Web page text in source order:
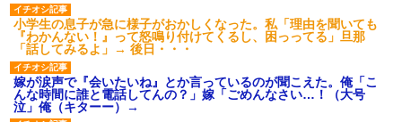
小学生の息子が急に様子がおかしくなった。私「理由を聞いても
『わかんない！』って怒鳴り付けてくるし、困っってる」旦那
「話してみるよ」→ 後日・・・
嫁が涙声で『会いたいね』とか言っているのが聞こえた。俺「こ
んな時間に誰と電話してんの？」嫁「ごめんなさい…！（大号
泣」俺（キターー）→